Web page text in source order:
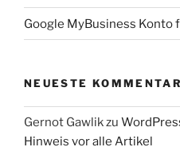
Google MyBusiness Konto
NEUESTE
Gernot Gawlikzu
Hinweis vor alle Artikel